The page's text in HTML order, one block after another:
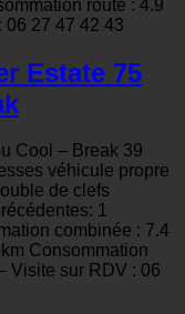
route : 4.9
06 27 47 42 43
Estate 75
Cool – Break 39
véhicule propre
de clefs
1
combinée : 7.4
Consommation
Visite sur RDV : 06